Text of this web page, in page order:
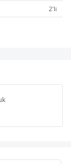
2'li